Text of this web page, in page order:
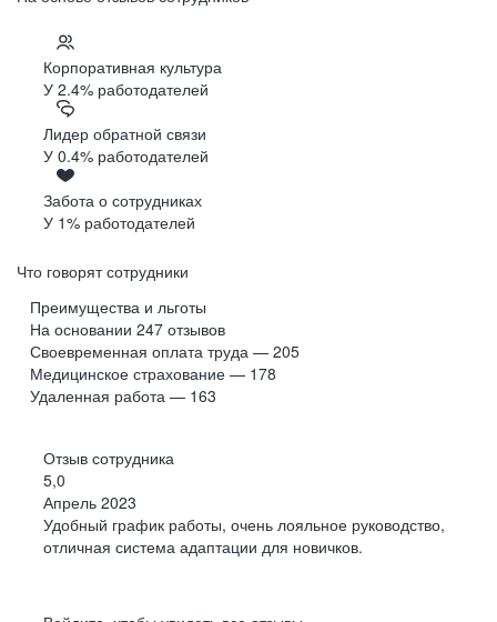
Корпоративная культура
У 2.4% работодателей
Лидер обратной связи
У 0.4% работодателей
Забота о сотрудниках
У 1% работодателей
Что говорят сотрудники
Преимущества и льготы
На основании 247 отзывов
Своевременная оплата труда — 205
Медицинское страхование — 178
Удаленная работа — 163
Отзыв сотрудника
5,0
Апрель 2023
Удобный график работы, очень лояльное руководство,
отличная система адаптации для новичков.